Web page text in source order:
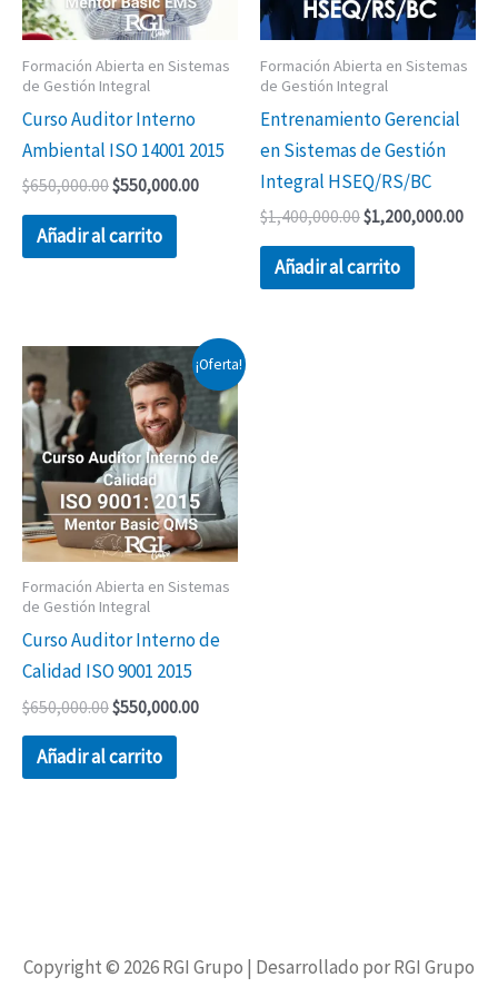
Formación Abierta en Sistemas
de Gestión Integral
Curso Auditor Interno
Ambiental ISO 14001 2015
$650,000.00$550,000.00
Añadir al carrito
Formación Abierta en Sistemas
de Gestión Integral
Entrenamiento Gerencial
en Sistemas de Gestión
Integral HSEQ/RS/BC
$1,400,000.00$1,200,000.00
Añadir al carrito
¡Oferta!
Formación Abierta en Sistemas
de Gestión Integral
Curso Auditor Interno de
Calidad ISO 9001 2015
$650,000.00
precio
original
era:
$650,000.00.
$550,000.00
El
precio
actual
es:
$550,000.00.
Añadir al carrito
Copyright © 2026RGI Grupo | Desarrollado por RGI Grupo